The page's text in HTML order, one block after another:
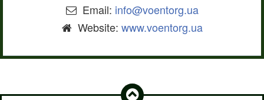
Email: info@voentorg.ua
Website: www.voentorg.ua